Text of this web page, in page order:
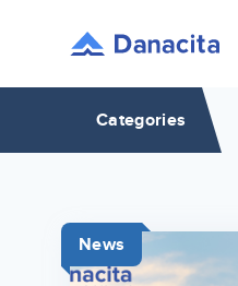
Categories
News